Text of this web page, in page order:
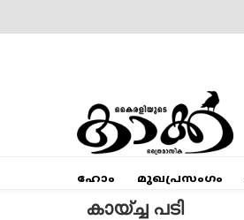
Mumbai Kaakka
ഹോം മുഖപ്രസംഗം
കായ്ച്ച പടി